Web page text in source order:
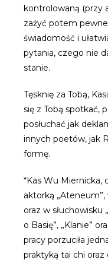
kontrolowaną (przy
zażyć potem pewne
świadomość i
pytania, czego nie
stanie.
Tęsknię za Tobą,
się z Tobą spotkać,
posłuchać jak
innych poetów, jak
formę.
*Kas Wu Miernicka,
aktorką
oraz w słuchowisku
o Basię”, „Klanie”
pracy porzuciła
praktyką tai chi